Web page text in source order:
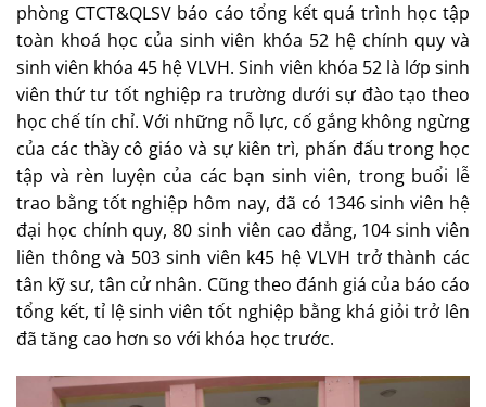
phòng CTCT&QLSV báo cáo tổng kết quá trình học tập
toàn khoá học của sinh viên khóa 52 hệ chính quy và
sinh viên khóa 45 hệ VLVH. Sinh viên khóa 52 là lớp sinh
viên thứ tư tốt nghiệp ra trường dưới sự đào tạo theo
học chế tín chỉ. Với những nỗ lực, cố gắng không ngừng
của các thầy cô giáo và sự kiên trì, phấn đấu trong học
tập và rèn luyện của các bạn sinh viên, trong buổi lễ
trao bằng tốt nghiệp hôm nay, đã có 1346 sinh viên hệ
đại học chính quy, 80 sinh viên cao đẳng, 104 sinh viên
liên thông và 503 sinh viên k45 hệ VLVH trở thành các
tân kỹ sư, tân cử nhân. Cũng theo đánh giá của báo cáo
tổng kết, tỉ lệ sinh viên tốt nghiệp bằng khá giỏi trở lên
đã tăng cao hơn so với khóa học trước.